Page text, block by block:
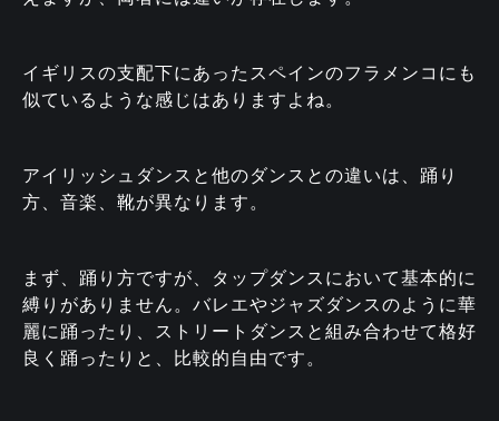
イギリスの支配下にあったスペインのフラメンコにも
似ているような感じはありますよね。
アイリッシュダンスと他のダンスとの違いは、踊り
方、音楽、靴が異なります。
まず、踊り方ですが、タップダンスにおいて基本的に
縛りがありません。バレエやジャズダンスのように華
麗に踊ったり、ストリートダンスと組み合わせて格好
良く踊ったりと、比較的自由です。